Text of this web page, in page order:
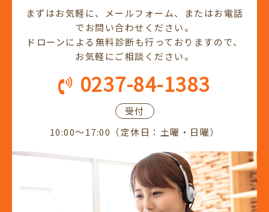
まずはお気軽に、メールフォーム、またはお電話
でお問い合わせください。
ドローンによる無料診断も行っておりますので、
お気軽にご相談ください。
0237-84-1383
受付
10:00～17:00（定休日：土曜・日曜）